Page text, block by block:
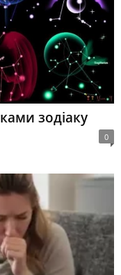
зодіаку
0